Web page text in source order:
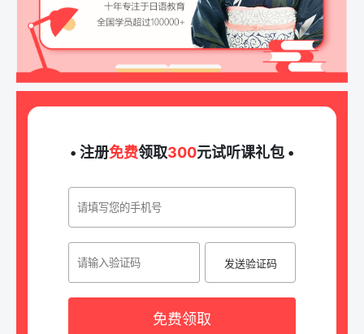
• 注册免费领取300元试听课礼包 •
发送验证码
免费领取